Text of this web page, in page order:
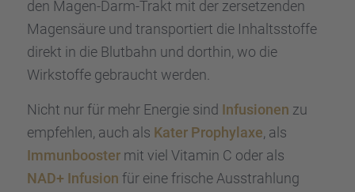
den Magen-Darm-Trakt mit der zerset­zen­den
Magen­säure und trans­por­tiert die Inhalts­stoffe
direkt in die Blutbahn und dorthin, wo die
Wirkstoffe gebraucht werden.
Nicht nur für mehr Energie sind Infusio­nen zu
empfeh­len, auch als Kater Prophy­laxe, als
Immun­boos­termit viel Vitamin C oder als
NAD+ Infusion für eine frische Ausstrah­lung